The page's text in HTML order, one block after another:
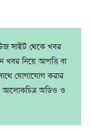
সাইট থেকে খবর
খবর নিয়ে আপত্তি বা
যোগাযোগ করার
আলোকচিত্র অডিও ও